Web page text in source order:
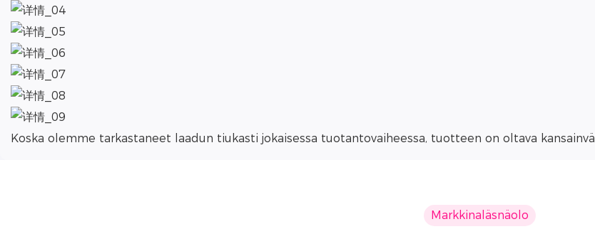
Koska olemme tarkastaneet laadun tiukasti jokaisessa tuotantovaiheessa, tuotteen on oltava
Markkinaläsnäolo